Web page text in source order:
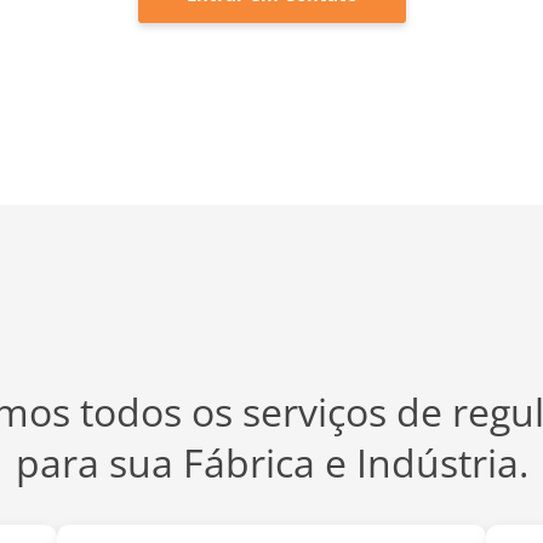
todos os serviços de
para sua Fábrica e Indústria.